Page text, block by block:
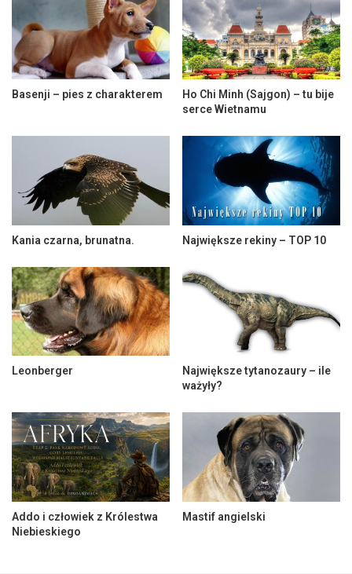
Basenji – pies z charakterem
Ho Chi Minh (Sajgon) – tu bije
serce Wietnamu
Kania czarna, brunatna. Największe rekiny – TOP 10
Leonberger
Największe tytanozaury – ile
ważyły?
Addo i człowiek z Królestwa
Niebieskiego
Mastif angielski